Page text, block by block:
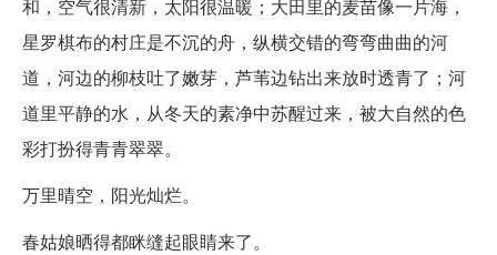
和，空气很清新，太阳很温暖；大田里的麦苗像一片海，
星罗棋布的村庄是不沉的舟，纵横交错的弯弯曲曲的河
道，河边的柳枝吐了嫩芽，芦苇边钻出来放时透青了；河
道里平静的水，从冬天的素净中苏醒过来，被大自然的色
彩打扮得青青翠翠。
万里晴空，阳光灿烂。
春姑娘晒得都眯缝起眼睛来了。